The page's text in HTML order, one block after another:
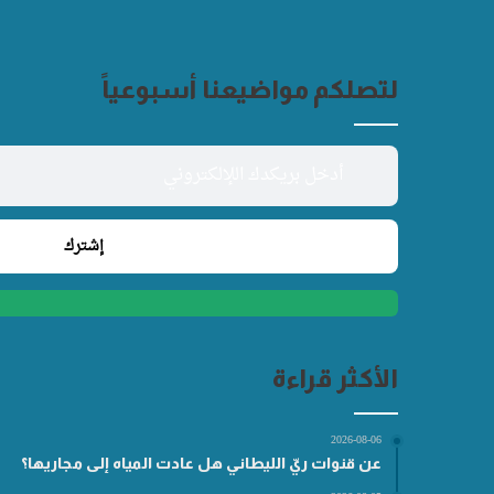
لتصلكم مواضيعنا أسبوعياً
الأكثر قراءة
2026-08-06
عن قنوات ريّ الليطاني هل عادت المياه إلى مجاريها؟